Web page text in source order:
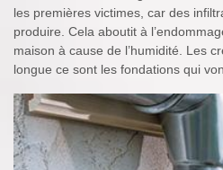
les premières victimes, car des
produire. Cela aboutit à
maison à cause de l’humidité. Les
longue ce sont les fondations qui